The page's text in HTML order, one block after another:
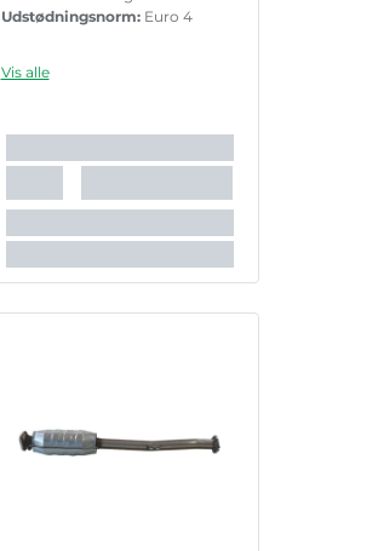
Udstødningsnorm:Euro 4
Vis alle